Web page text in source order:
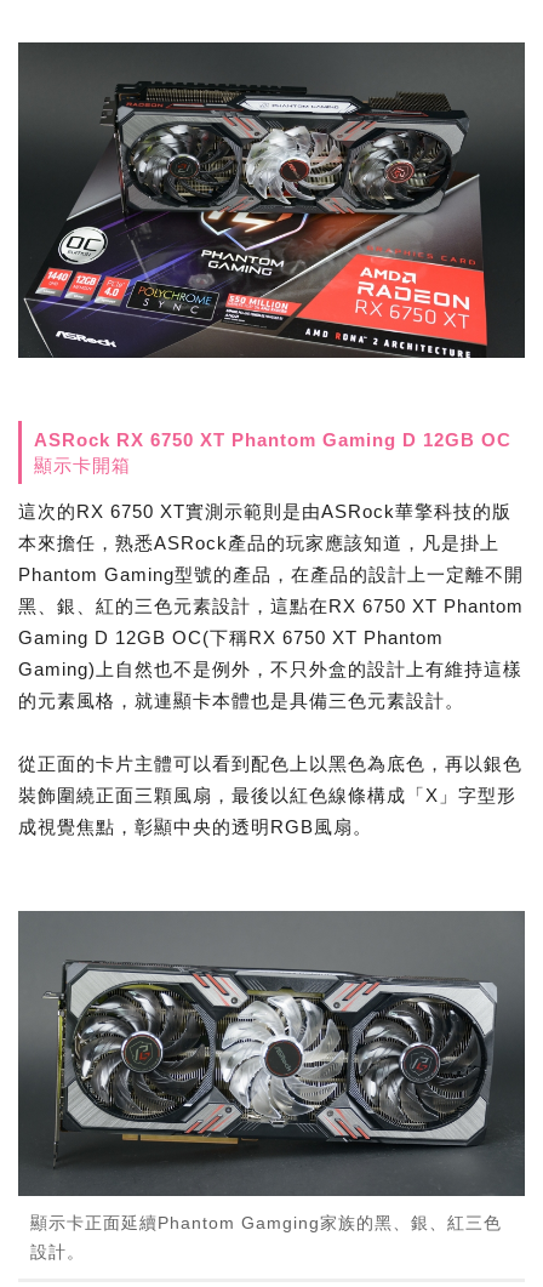
ASRock RX 6750 XT Phantom Gaming D 12GB OC
顯示卡開箱
這次的RX 6750 XT實測示範則是由ASRock華擎科技的版
本來擔任，熟悉ASRock產品的玩家應該知道，凡是掛上
Phantom Gaming型號的產品，在產品的設計上一定離不開
黑、銀、紅的三色元素設計，這點在RX 6750 XT Phantom
Gaming D 12GB OC(下稱RX 6750 XT Phantom
Gaming)上自然也不是例外，不只外盒的設計上有維持這樣
的元素風格，就連顯卡本體也是具備三色元素設計。
從正面的卡片主體可以看到配色上以黑色為底色，再以銀色
裝飾圍繞正面三顆風扇，最後以紅色線條構成「X」字型形
成視覺焦點，彰顯中央的透明RGB風扇。
顯示卡正面延續Phantom Gamging家族的黑、銀、紅三色
設計。